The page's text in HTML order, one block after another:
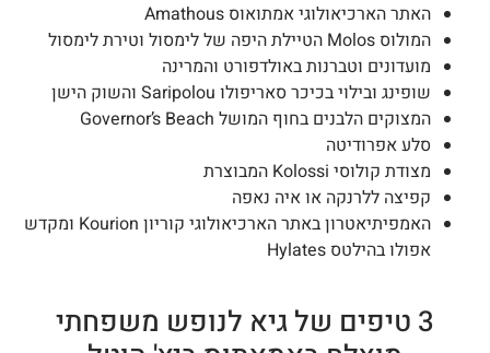
האתר הארכיאולוגי אמתואוס Amathous
המולוס Molos הטיילת היפה של לימסול וטירת לימסול
מועדונים וטברנות באולדפורט והמרינה
שופינג ובילוי בכיכר סאריפולו Saripolou והשוק הישן
המצוקים הלבנים בחוף המושל Governor’s Beach
סלע אפרודיטה
מצודת קולוסי Kolossi המבוצרת
קפיצה ללרנקה או איה נאפה
האמפיתיאטרון באתר הארכיאולוגי קוריון Kourion ומקדש
אפולו בהילטס Hylates
3 טיפים של גיא לנופש משפחתי